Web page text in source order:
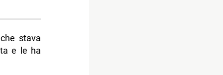
stava
e le ha